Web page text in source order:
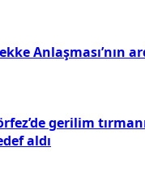
Anlaşması’nın
gerilim
aldı